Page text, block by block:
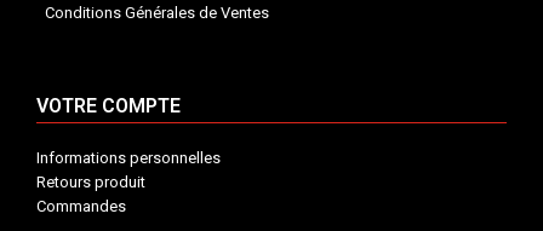
Conditions Générales de Ventes
VOTRE COMPTE
Informations personnelles
Retours produit
Commandes